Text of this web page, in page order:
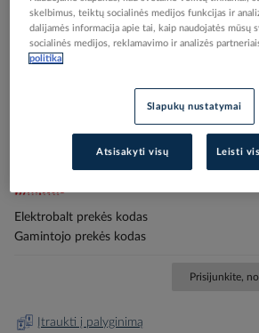
the
images
Reali prekė gali skirtis nuo
Antgalis sukimo T15x25mm
vnt.] - MAKITA
Elektrobalt prekės kodas
Gamintojo prekės kodas
Prisijunkite,
Įtraukti į palyginimą
skelbimus, teiktų socialinės medijos funkcijas ir
dalijamės informacija apie tai, kaip naudojatės mūsų
socialinės medijos, reklamavimo ir analizės
politika
Slapukų nustatymai
Atsisakyti visų Leisti